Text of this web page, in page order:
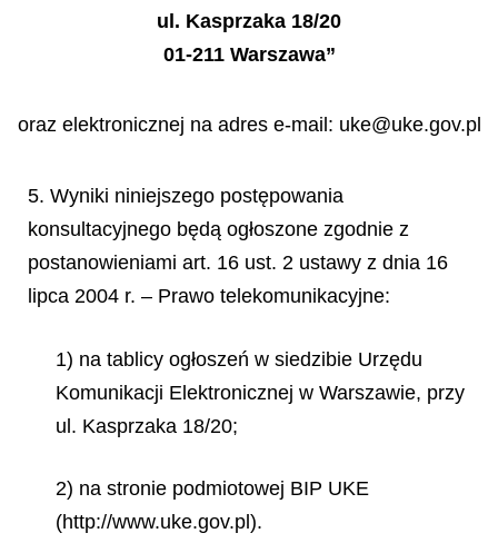
ul. Kasprzaka 18/20
01-211 Warszawa”
oraz elektronicznej na adres e-mail: uke@uke.gov.pl
5. Wyniki niniejszego postępowania
konsultacyjnego będą ogłoszone zgodnie z
postanowieniami art. 16 ust. 2 ustawy z dnia 16
lipca 2004 r. – Prawo telekomunikacyjne:
1) na tablicy ogłoszeń w siedzibie Urzędu
Komunikacji Elektronicznej w Warszawie, przy
ul. Kasprzaka 18/20;
2) na stronie podmiotowej BIP UKE
(http://www.uke.gov.pl).